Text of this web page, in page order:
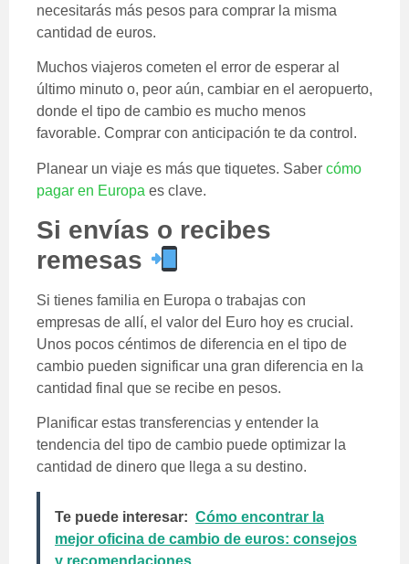
necesitarás más pesos para comprar la misma
cantidad de euros.
Muchos viajeros cometen el error de esperar al
último minuto o, peor aún, cambiar en el aeropuerto,
donde el tipo de cambio es mucho menos
favorable. Comprar con anticipación te da control.
Planear un viaje es más que tiquetes. Saber cómo
pagar en Europa es clave.
Si envías o recibes
remesas
Si tienes familia en Europa o trabajas con
empresas de allí, el valor del Euro hoy es crucial.
Unos pocos céntimos de diferencia en el tipo de
cambio pueden significar una gran diferencia en la
cantidad final que se recibe en pesos.
Planificar estas transferencias y entender la
tendencia del tipo de cambio puede optimizar la
cantidad de dinero que llega a su destino.
Te puede interesar: Cómo encontrar la
mejor oficina de cambio de euros: consejos
y recomendaciones